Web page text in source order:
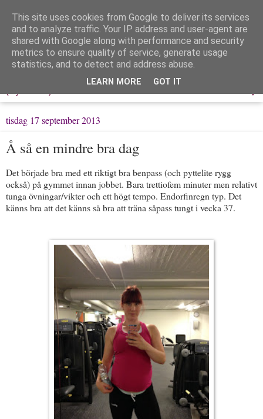
Löpning & Livet
Mitt liv, mina tankar & min träning
▼
tisdag 17 september 2013
Å så en mindre bra dag
Det började bra med ett riktigt bra benpass (och pyttelite rygg
också) på gymmet innan jobbet. Bara trettiofem minuter men relativt
tunga övningar/vikter och ett högt tempo. Endorfinregn typ. Det
känns bra att det känns så bra att träna såpass tungt i vecka 37.
This site uses cookies from Google to deliver its services
and to analyze traffic. Your IP address and user-agent are
shared with Google along with performance and security
metrics to ensure quality of service, generate usage
statistics, and to detect and address abuse.
LEARN MORE GOT IT